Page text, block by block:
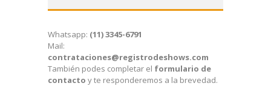
Whatsapp: (11) 3345-6791
Mail:
contrataciones@registrodeshows.com
También podes completar el formulario de
contacto y te responderemos a la brevedad.